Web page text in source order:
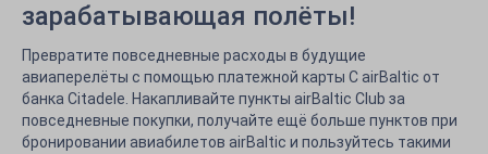
зарабатывающая полёты!
Превратите повседневные расходы в будущие
авиаперелёты с помощью платежной карты C airBaltic от
банка Citadele. Накапливайте пункты airBaltic Club за
повседневные покупки, получайте ещё больше пунктов при
бронировании авиабилетов airBaltic и пользуйтесь такими